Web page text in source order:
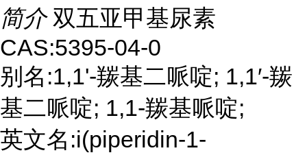
简介 双五亚甲基尿素
CAS:5395-04-0
别名:1,1'-羰基二哌啶; 1,1′-羰
基二哌啶; 1,1-羰基哌啶;
英文名:i(piperidin-1-